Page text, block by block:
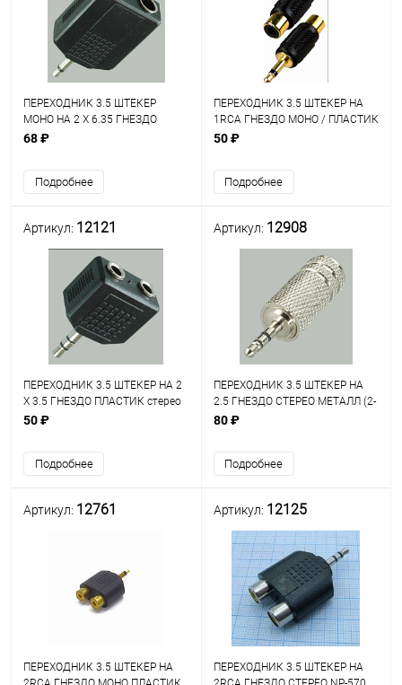
ПЕРЕХОДНИК 3.5 ШТЕКЕР
МОНО НА 2 Х 6.35 ГНЕЗДО
МОНО ПЛАСТИК
68 ₽
Подробнее
ПЕРЕХОДНИК 3.5 ШТЕКЕР НА
1RCA ГНЕЗДО МОНО / ПЛАСТИК
GOLD PREMIER (2-200G)
50 ₽
Подробнее
Артикул: 12121
ПЕРЕХОДНИК 3.5 ШТЕКЕР НА 2
Х 3.5 ГНЕЗДО ПЛАСТИК стерео
(PL1065/2-055/14-0423)
50 ₽
Подробнее
Артикул: 12908
ПЕРЕХОДНИК 3.5 ШТЕКЕР НА
2.5 ГНЕЗДО СТЕРЕО МЕТАЛЛ (2-
016)
80 ₽
Подробнее
Артикул: 12761
ПЕРЕХОДНИК 3.5 ШТЕКЕР НА
Артикул: 12125
ПЕРЕХОДНИК 3.5 ШТЕКЕР НА